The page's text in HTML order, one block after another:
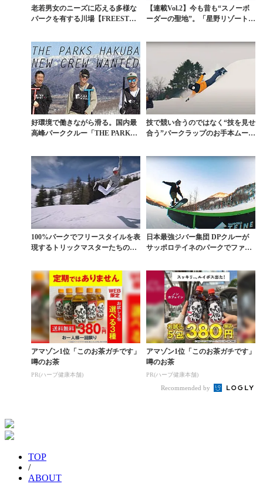
老若男女のニーズに応える多様な
パークを有する川場【FREESTYL
【連載Vol.2】今も昔も“スノーボ
ーダーの聖地”。「星野リゾート
好環境で働きながら滑る。国内最
高峰パーククルー「THE PARK
技で競い合うのではなく“技を見せ
合う”パークラップのお手本ムービ
100%パークでフリースタイルを表
現するトリックマスターたちの実
日本最強ジバー集団 DPクルーが
サッポロテイネのパークでファン
アマゾン1位「このお茶ガチです」
噂のお茶
PR(ハーブ健康本舗)
アマゾン1位「このお茶ガチです」
噂のお茶
PR(ハーブ健康本舗)
Recommended by
TOP
/
ABOUT